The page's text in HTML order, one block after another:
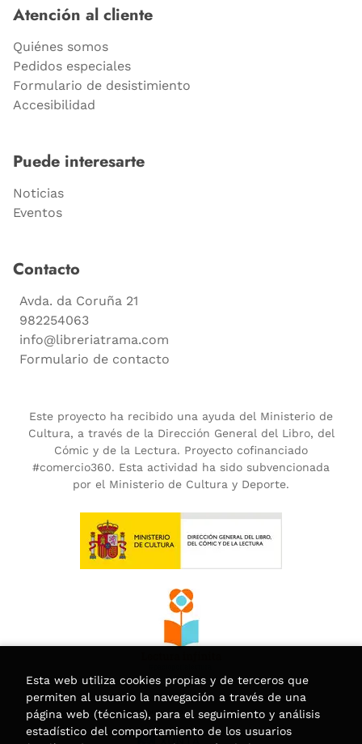
Atención al cliente
Quiénes somos
Pedidos especiales
Formulario de desistimiento
Accesibilidad
Puede interesarte
Noticias
Eventos
Contacto
Avda. da Coruña 21
982254063
info@libreriatrama.com
Formulario de contacto
Este proyecto ha recibido una ayuda del Ministerio de
Cultura, a través de la Dirección General del Libro, del
Cómic y de la Lectura. Proyecto cofinanciado
#comercio360. Esta actividad ha sido subvencionada
por el Ministerio de Cultura y Deporte.
Esta web utiliza cookies propias y de terceros que
permiten al usuario la navegación a través de una
página web (técnicas), para el seguimiento y análisis
estadístico del comportamiento de los usuarios